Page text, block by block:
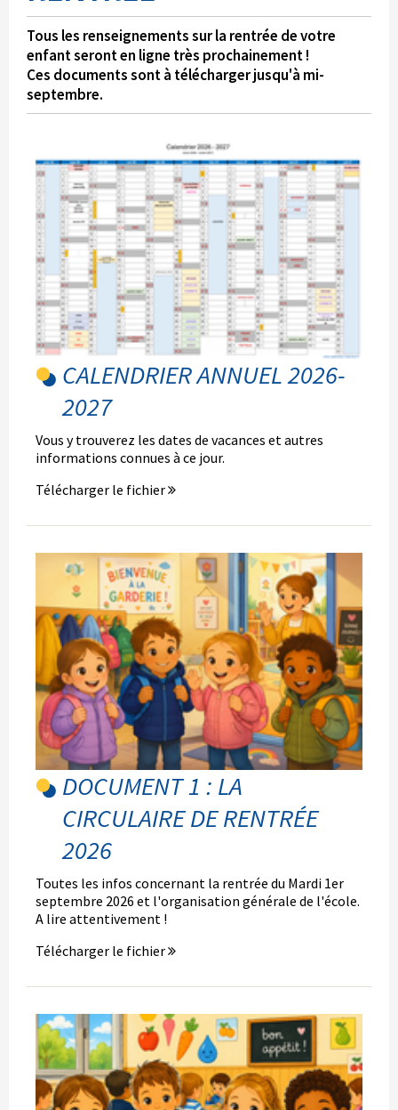
Tous les renseignements sur la rentrée de votre
enfant seront en ligne très prochainement !
Ces documents sont à télécharger jusqu'à mi-
septembre.
CALENDRIER ANNUEL 2026-
2027
Vous y trouverez les dates de vacances et autres
informations connues à ce jour.
Télécharger le fichier
DOCUMENT 1 : LA
CIRCULAIRE DE RENTRÉE
2026
Toutes les infos concernant la rentrée du Mardi 1er
septembre 2026 et l'organisation générale de l'école.
A lire attentivement !
Télécharger le fichier